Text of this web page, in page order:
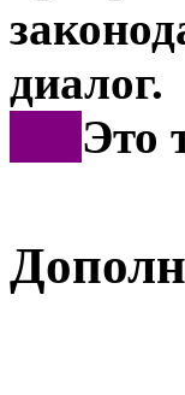
диалог.
Это